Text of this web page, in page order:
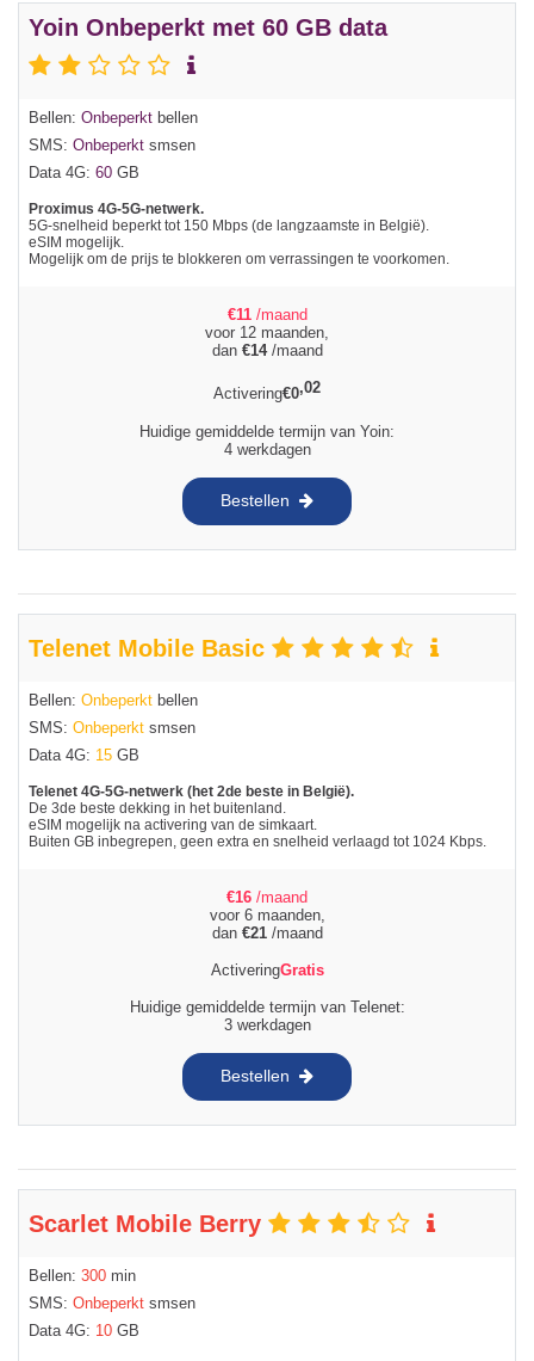
Yoin Onbeperkt met 60 GB data
Bellen: Onbeperkt bellen
SMS: Onbeperkt smsen
Data 4G: 60 GB
Proximus 4G-5G-netwerk.
5G-snelheid beperkt tot 150 Mbps (de langzaamste in België).
eSIM mogelijk.
Mogelijk om de prijs te blokkeren om verrassingen te voorkomen.
€11 /maand
voor 12 maanden,
dan €14/maand
Activering€0,02
Huidige gemiddelde termijn van Yoin:
4 werkdagen
Bestellen
Telenet Mobile Basic
Bellen: Onbeperkt bellen
SMS: Onbeperkt smsen
Data 4G: 15 GB
Telenet 4G-5G-netwerk (het 2de beste in België).
De 3de beste dekking in het buitenland.
eSIM mogelijk na activering van de simkaart.
Buiten GB inbegrepen, geen extra en snelheid verlaagd tot 1024 Kbps.
€16 /maand
voor 6 maanden,
dan €21/maand
ActiveringGratis
Huidige gemiddelde termijn van Telenet:
3 werkdagen
Bestellen
Scarlet Mobile Berry
Bellen: 300 min
SMS: Onbeperkt smsen
Data 4G: 10 GB